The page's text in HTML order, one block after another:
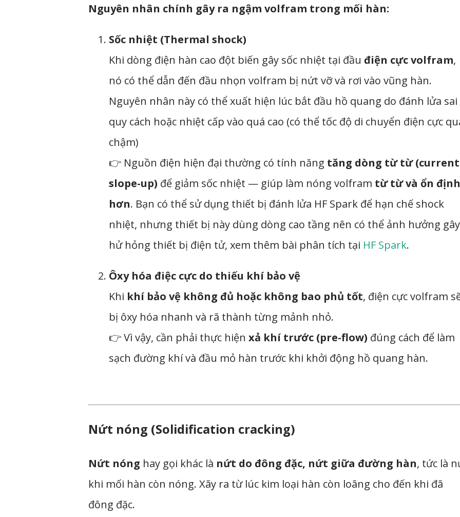
Nguyên nhân chính gây ra ngậm volfram trong mối hàn:
Sốc nhiệt (Thermal shock)
Khi dòng điện hàn cao đột biến gây sốc nhiệt tại đầu điện cực volfram,
nó có thể dẫn đến đầu nhọn volfram bị nứt vỡ và rơi vào vũng hàn.
Nguyên nhân này có thể xuất hiện lúc bắt đầu hồ quang do đánh lửa sai
quy cách hoặc nhiệt cấp vào quá cao (có thể tốc độ di chuyển điện cực
chậm)
👉 Nguồn điện hiện đại thường có tính năng tăng dòng từ từ (current
slope-up) để giảm sốc nhiệt — giúp làm nóng volfram từ từ và ổn định
hơn. Bạn có thể sử dụng thiết bị đánh lửa HF Spark để hạn chế shock
nhiệt, nhưng thiết bị này dùng dòng cao tầng nên có thể ảnh hưởng gây
hử hỏng thiết bị điện tử, xem thêm bài phân tích tại HF Spark.
Ôxy hóa điệc cực do thiếu khí bảo vệ
Khi khí bảo vệ không đủ hoặc không bao phủ tốt, điện cực volfram
bị ôxy hóa nhanh và rã thành từng mảnh nhỏ.
👉 Vì vậy, cần phải thực hiện xả khí trước (pre-flow) đúng cách để làm
sạch đường khí và đầu mỏ hàn trước khi khởi động hồ quang hàn.
Nứt nóng (Solidification cracking)
Nứt nóng hay gọi khác là nứt do đông đặc, nứt giữa đường hàn, tức là
khi mối hàn còn nóng. Xãy ra từ lúc kim loại hàn còn loãng cho đến khi đã
đông đặc.